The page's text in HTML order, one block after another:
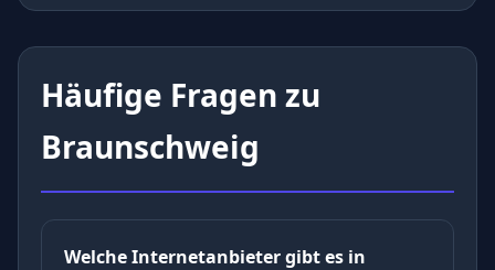
Häufige Fragen zu
Braunschweig
Welche Internetanbieter gibt es in